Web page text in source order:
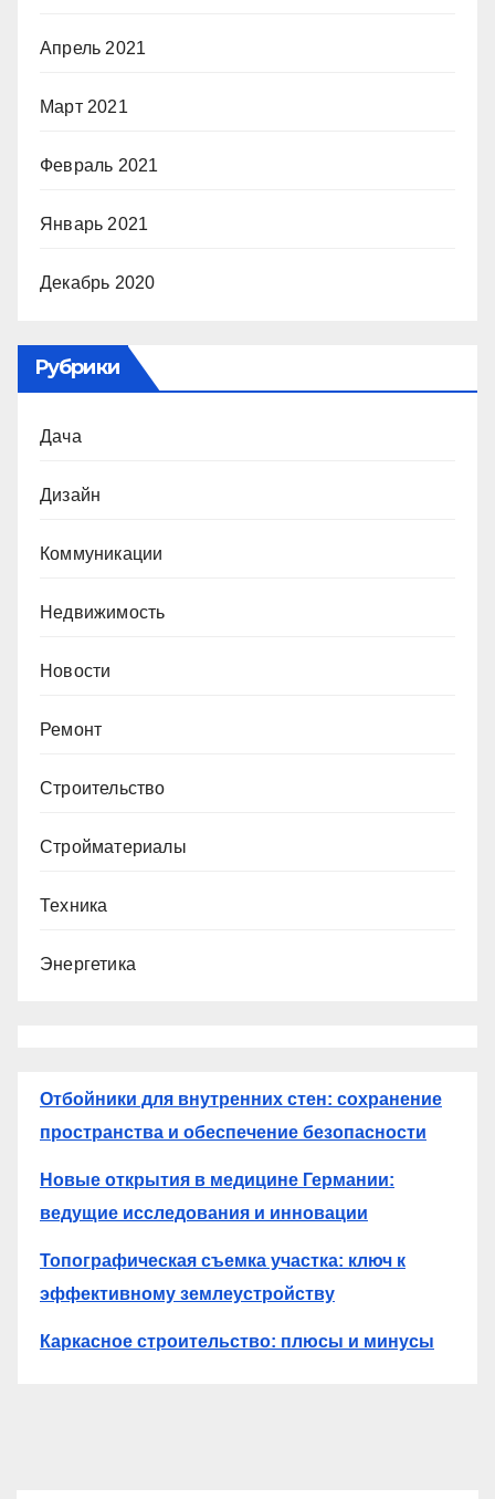
Апрель 2021
Март 2021
Февраль 2021
Январь 2021
Декабрь 2020
Рубрики
Дача
Дизайн
Коммуникации
Недвижимость
Новости
Ремонт
Строительство
Стройматериалы
Техника
Энергетика
Отбойники для внутренних стен: сохранение
пространства и обеспечение безопасности
Новые открытия в медицине Германии:
ведущие исследования и инновации
Топографическая съемка участка: ключ к
эффективному землеустройству
Каркасное строительство: плюсы и минусы